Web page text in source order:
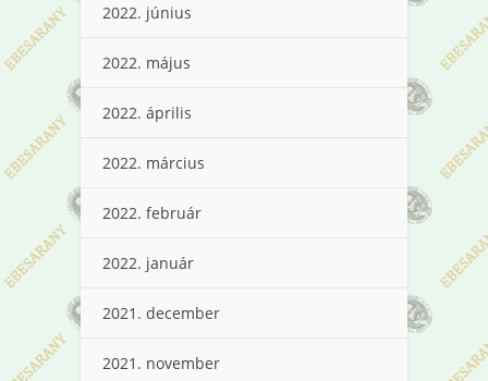
2022. június
2022. május
2022. április
2022. március
2022. február
2022. január
2021. december
2021. november